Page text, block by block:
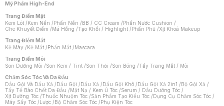
Mỹ Phẩm High-End
Trang Điểm Mặt
Kem Lót /Kem Nền /Phấn Nền /BB / CC Cream /Phấn Nước Cushion /
Che Khuyết Điểm /Má Hồng /Tạo Khối / Highlight /Phấn Phủ /Xịt Khoá Makeup
Trang Điểm Mắt
Kẻ Mày /Kẻ Mắt /Phấn Mắt /Mascara
Trang Điểm Môi
Son Dưỡng Môi /Son Kem / Tint /Son Thỏi /Son Bóng /Tẩy Trang Mắt / Môi
Chăm Sóc Tóc Và Da Đầu
Dầu Gội Và Dầu Xả /Dầu Gội /Dầu Xả /Dầu Gội Khô /Dầu Gội Xả 2in1 /Bộ Gội Xả /
Tẩy Tế Bào Chết Da Đầu /Mặt Nạ / Kem Ủ Tóc /Serum / Dầu Dưỡng Tóc /
Xịt Dưỡng Tóc /Thuốc Nhuộm Tóc /Sản Phẩm Tạo Kiểu Tóc /Dụng Cụ Chăm Sóc Tóc /
Máy Sấy Tóc /Lược /Bộ Chăm Sóc Tóc /Phụ Kiện Tóc